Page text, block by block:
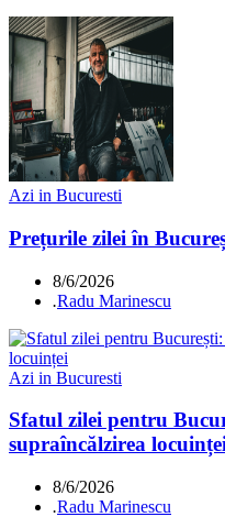
Azi in Bucuresti
Prețurile zilei în
8/6/2026
.Radu Marinescu
Azi in Bucuresti
Sfatul zilei pentru
supraîncălzirea
8/6/2026
.Radu Marinescu